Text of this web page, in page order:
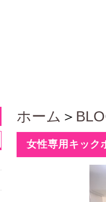
ホーム ＞
女性専用キック